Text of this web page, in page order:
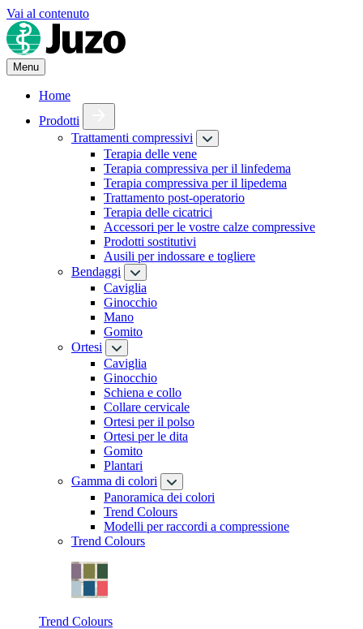
Vai al contenuto
Menu
Home
Prodotti
Trattamenti compressivi
Terapia delle vene
Terapia compressiva per il linfedema
Terapia compressiva per il lipedema
Trattamento post-operatorio
Terapia delle cicatrici
Accessori per le vostre calze compressive
Prodotti sostitutivi
Ausili per indossare e togliere
Bendaggi
Caviglia
Ginocchio
Mano
Gomito
Ortesi
Caviglia
Ginocchio
Schiena e collo
Collare cervicale
Ortesi per il polso
Ortesi per le dita
Gomito
Plantari
Gamma di colori
Panoramica dei colori
Trend Colours
Modelli per raccordi a compressione
Trend Colours
Trend Colours